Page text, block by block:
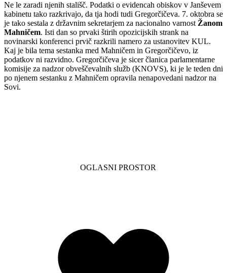
Ne le zaradi njenih stališč. Podatki o evidencah obiskov v Janševem
kabinetu tako razkrivajo, da tja hodi tudi Gregorčičeva. 7. oktobra se
je tako sestala z državnim sekretarjem za nacionalno varnost Žanom
Mahničem. Isti dan so prvaki štirih opozicijskih strank na
novinarski konferenci prvič razkrili namero za ustanovitev KUL.
Kaj je bila tema sestanka med Mahničem in Gregorčičevo, iz
podatkov ni razvidno. Gregorčičeva je sicer članica parlamentarne
komisije za nadzor obveščevalnih služb (KNOVS), ki je le teden dni
po njenem sestanku z Mahničem opravila nenapovedani nadzor na
Sovi.